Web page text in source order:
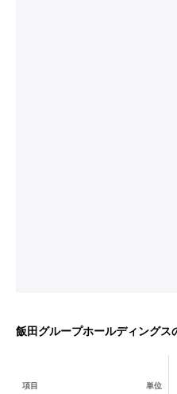
飯田グループホールディングス
項目 単位